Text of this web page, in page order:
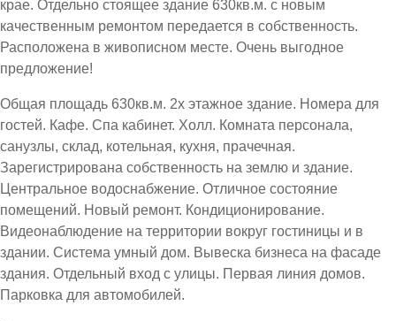
крае. Отдельно стоящее здание 630кв.м. с новым
качественным ремонтом передается в собственность.
Расположена в живописном месте. Очень выгодное
предложение!
Общая площадь 630кв.м. 2х этажное здание. Номера для
гостей. Кафе. Спа кабинет. Холл. Комната персонала,
санузлы, склад, котельная, кухня, прачечная.
Зарегистрирована собственность на землю и здание.
Центральное водоснабжение. Отличное состояние
помещений. Новый ремонт. Кондиционирование.
Видеонаблюдение на территории вокруг гостиницы и в
здании. Система умный дом. Вывеска бизнеса на фасаде
здания. Отдельный вход с улицы. Первая линия домов.
Парковка для автомобилей.